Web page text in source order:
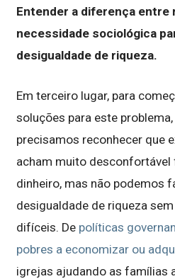
Entender a diferença entre
necessidade sociológica
desigualdade de riqueza.
Em terceiro lugar, para
soluções para este
precisamos reconhecer que
acham muito desconfortável
dinheiro, mas não podemos
desigualdade de riqueza
difíceis. De políticas
pobres a economizar ou
igrejas ajudando as famílias